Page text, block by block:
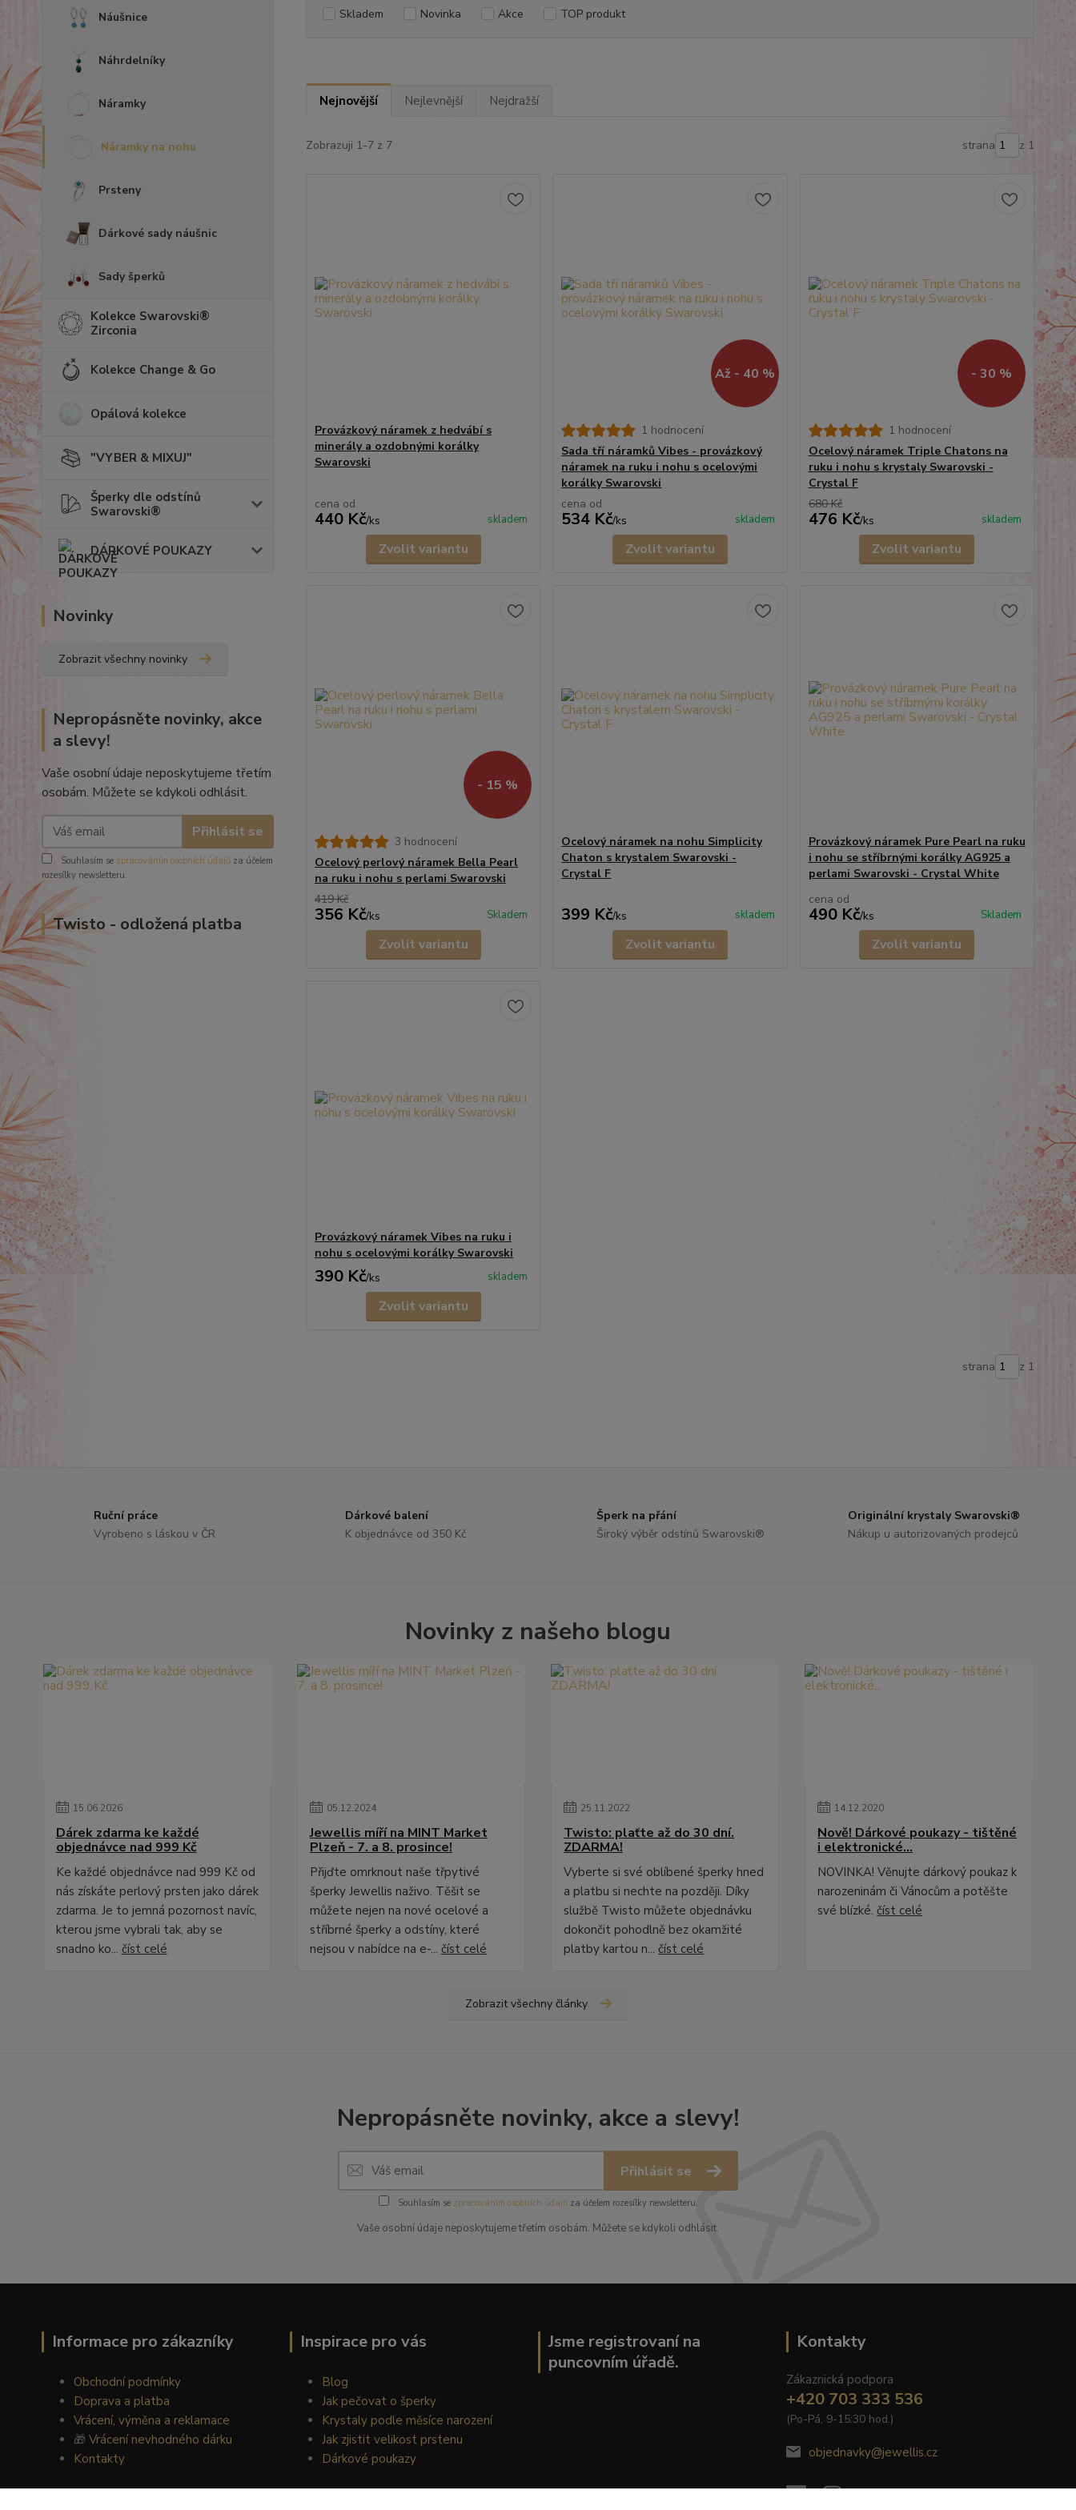
Náušnice
Náhrdelníky
Náramky
Náramky na nohu
Prsteny
Dárkové sady náušnic
Sady šperků
Kolekce Swarovski®
Zirconia
Kolekce Change & Go
Opálová kolekce
"VYBER & MIXUJ"
Šperky dle odstínů
Swarovski®
DÁRKOVÉ POUKAZY
Novinky
Zobrazit všechny novinky
Nepropásněte novinky, akce
a slevy!
Vaše osobní údaje neposkytujeme třetím
osobám. Můžete se kdykoli odhlásit.
Přihlásit se
Souhlasím se zpracováním osobních údajů za účelem
rozesílky newsletteru.
Twisto - odložená platba
Skladem Novinka Akce TOP produkt
Nejnovější Nejlevnější Nejdražší
Zobrazuji 1-7 z 7 strana z 1
Provázkový náramek z hedvábí s
minerály a ozdobnými korálky
Swarovski
cena od
440 Kč/ks skladem
Zvolit variantu
Až - 40 %
1 hodnocení
Sada tří náramků Vibes - provázkový
náramek na ruku i nohu s ocelovými
korálky Swarovski
cena od
534 Kč/ks skladem
Zvolit variantu
- 30 %
1 hodnocení
Ocelový náramek Triple Chatons na
ruku i nohu s krystaly Swarovski -
Crystal F
680 Kč
476 Kč/ks skladem
Zvolit variantu
- 15 %
3 hodnocení
Ocelový perlový náramek Bella Pearl
na ruku i nohu s perlami Swarovski
419 Kč
356 Kč/ks Skladem
Zvolit variantu
Ocelový náramek na nohu Simplicity
Chaton s krystalem Swarovski -
Crystal F
399 Kč/ks skladem
Zvolit variantu
Provázkový náramek Pure Pearl na ruku
i nohu se stříbrnými korálky AG925 a
perlami Swarovski - Crystal White
cena od
490 Kč/ks Skladem
Zvolit variantu
Provázkový náramek Vibes na ruku i
nohu s ocelovými korálky Swarovski
390 Kč/ks skladem
Zvolit variantu
strana z 1
Ruční práce
Vyrobeno s láskou v ČR
Dárkové balení
K objednávce od 350 Kč
Šperk na přání
Široký výběr odstínů Swarovski®
Originální krystaly Swarovski®
Nákup u autorizovaných prodejců
Novinky z našeho blogu
15.06.2026
Dárek zdarma ke každé
objednávce nad 999 Kč
Ke každé objednávce nad 999 Kč od
nás získáte perlový prsten jako dárek
zdarma. Je to jemná pozornost navíc,
kterou jsme vybrali tak, aby se
snadno ko... číst celé
05.12.2024
Jewellis míří na MINT Market
Plzeň - 7. a 8. prosince!
Přijďte omrknout naše třpytivé
šperky Jewellis naživo. Těšit se
můžete nejen na nové ocelové a
stříbrné šperky a odstíny, které
nejsou v nabídce na e-... číst celé
25.11.2022
Twisto: plaťte až do 30 dní.
ZDARMA!
Vyberte si své oblíbené šperky hned
a platbu si nechte na později. Díky
službě Twisto můžete objednávku
dokončit pohodlně bez okamžité
platby kartou n... číst celé
14.12.2020
Nově! Dárkové poukazy - tištěné
i elektronické...
NOVINKA! Věnujte dárkový poukaz k
narozeninám či Vánocům a potěšte
své blízké.číst celé
Zobrazit všechny články
Nepropásněte novinky, akce a slevy!
Přihlásit se
Souhlasím se zpracováním osobních údajů za účelem rozesílky newsletteru.
Vaše osobní údaje neposkytujeme třetím osobám. Můžete se kdykoli odhlásit.
Informace pro zákazníky
Obchodní podmínky
Doprava a platba
Vrácení, výměna a reklamace
🎁 Vrácení nevhodného dárku
Kontakty
Inspirace pro vás
Blog
Jak pečovat o šperky
Krystaly podle měsíce narození
Jak zjistit velikost prstenu
Dárkové poukazy
Jsme registrovaní na
puncovním úřadě.
Kontakty
Zákaznická podpora
+420 703 333 536
(Po-Pá, 9-15:30 hod.)
objednavky@jewellis.cz